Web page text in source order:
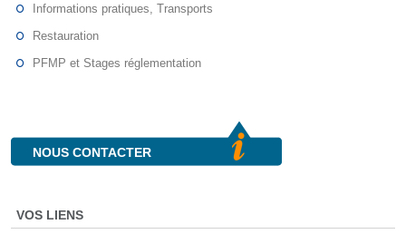
Informations pratiques, Transports
Restauration
PFMP et Stages réglementation
NOUS CONTACTER
VOS LIENS